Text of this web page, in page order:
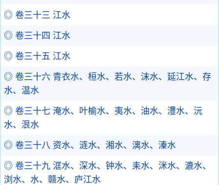
◎ 卷三十三 江水
◎ 卷三十四 江水
◎ 卷三十五 江水
◎ 卷三十六 青衣水、桓水、若水、沫水、延江水、存
水、温水
◎ 卷三十七 淹水、叶榆水、夷水、油水、澧水、沅
水、泿水
◎ 卷三十八 资水、涟水、湘水、漓水、溱水
◎ 卷三十九 洭水、深水、钟水、耒水、洣水、漉水、
浏水、水、赣水、庐江水